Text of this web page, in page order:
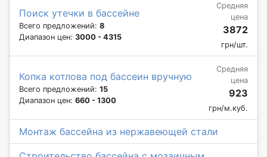
Поиск утечки в бассейне
Всего предложений: 8
Диапазон цен: 3000 - 4315
Средняя
цена
3872
грн/шт.
Копка котлова под бассеин вручную
Всего предложений: 15
Диапазон цен: 660 - 1300
Средняя
цена
923
грн/м.куб.
Монтаж бассейна из нержавеющей стали